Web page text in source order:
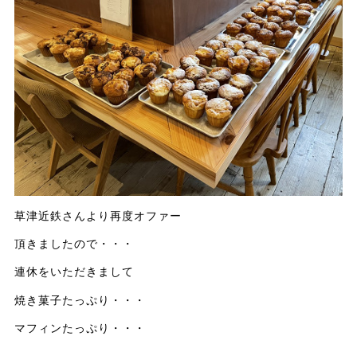
草津近鉄さんより再度オファー
頂きましたので・・・
連休をいただきまして
焼き菓子たっぷり・・・
マフィンたっぷり・・・